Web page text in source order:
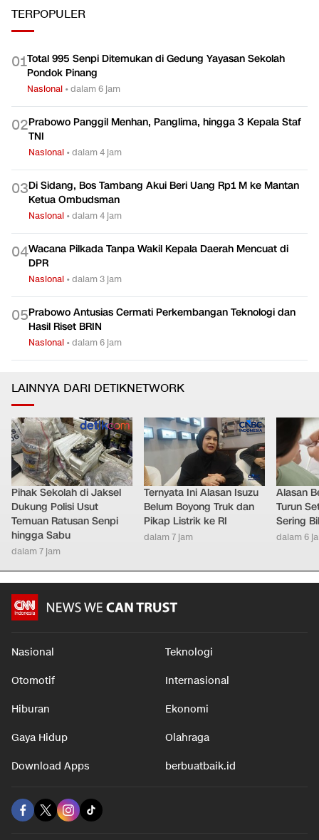
TERPOPULER
01Total 995 Senpi Ditemukan di Gedung Yayasan Sekolah
Pondok Pinang
Nasional •dalam 6 jam
02Prabowo Panggil Menhan, Panglima, hingga 3 Kepala Staf
TNI
Nasional •dalam 4 jam
03Di Sidang, Bos Tambang Akui Beri Uang Rp1 M ke Mantan
Ketua Ombudsman
Nasional •dalam 4 jam
04Wacana Pilkada Tanpa Wakil Kepala Daerah Mencuat di
DPR
Nasional •dalam 3 jam
05Prabowo Antusias Cermati Perkembangan Teknologi dan
Hasil Riset BRIN
Nasional •dalam 6 jam
LAINNYA DARI DETIKNETWORK
Pihak Sekolah di Jaksel
Dukung Polisi Usut
Temuan Ratusan Senpi
hingga Sabu
dalam 7 jam
Ternyata Ini Alasan Isuzu
Belum Boyong Truk dan
Pikap Listrik ke RI
dalam 7 jam
Alasan
Turun
Sering
dalam 6
Nasional Teknologi
Otomotif Internasional
Hiburan Ekonomi
Gaya Hidup Olahraga
Download Apps berbuatbaik.id